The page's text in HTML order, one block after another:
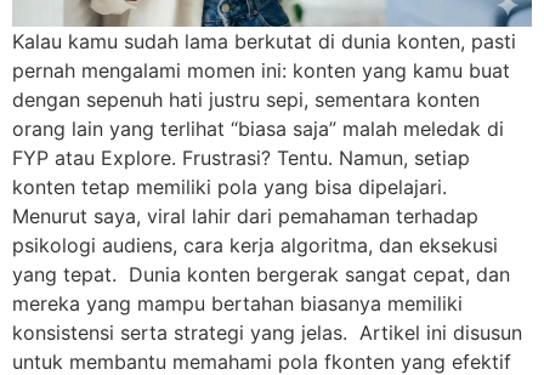
Kalau kamu sudah lama berkutat di dunia konten, pasti
pernah mengalami momen ini: konten yang kamu buat
dengan sepenuh hati justru sepi, sementara konten
orang lain yang terlihat “biasa saja” malah meledak di
FYP atau Explore. Frustrasi? Tentu. Namun, setiap
konten tetap memiliki pola yang bisa dipelajari.
Menurut saya, viral lahir dari pemahaman terhadap
psikologi audiens, cara kerja algoritma, dan eksekusi
yang tepat. Dunia konten bergerak sangat cepat, dan
mereka yang mampu bertahan biasanya memiliki
konsistensi serta strategi yang jelas. Artikel ini disusun
untuk membantu memahami pola fkonten yang efektif